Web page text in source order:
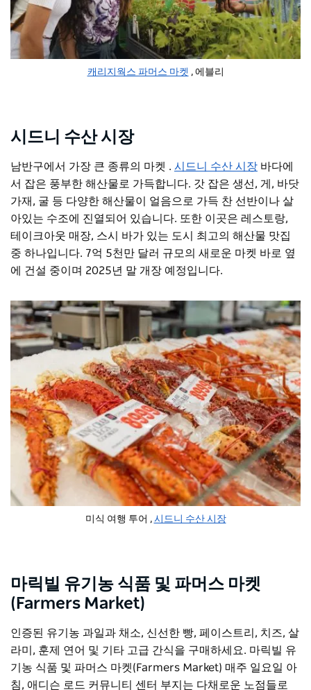
캐리지웍스 파머스 마켓 , 에블리
시드니 수산 시장
남반구에서 가장 큰 종류의 마켓 . 시드니 수산 시장 바다에
서 잡은 풍부한 해산물로 가득합니다. 갓 잡은 생선, 게, 바닷
가재, 굴 등 다양한 해산물이 얼음으로 가득 찬 선반이나 살
아있는 수조에 진열되어 있습니다. 또한 이곳은 레스토랑,
테이크아웃 매장, 스시 바가 있는 도시 최고의 해산물 맛집
중 하나입니다. 7억 5천만 달러 규모의 새로운 마켓 바로 옆
에 건설 중이며 2025년 말 개장 예정입니다.
미식 여행 투어 , 시드니 수산 시장
마릭빌 유기농 식품 및 파머스 마켓
(Farmers Market)
인증된 유기농 과일과 채소, 신선한 빵, 페이스트리, 치즈, 살
라미, 훈제 ​​연어 및 기타 고급 간식을 구매하세요. 마릭빌 유
기농 식품 및 파머스 마켓(Farmers Market) 매주 일요일 아
침, 애디슨 로드 커뮤니티 센터 부지는 ​​다채로운 노점들로